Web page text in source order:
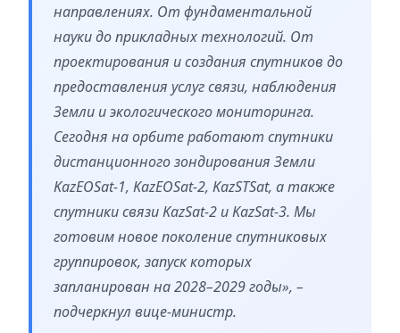
направлениях. От фундаментальной
науки до прикладных технологий. От
проектирования и создания спутников до
предоставления услуг связи, наблюдения
Земли и экологического мониторинга.
Сегодня на орбите работают спутники
дистанционного зондирования Земли
KazEOSat-1, KazEOSat-2, KazSTSat, а также
спутники связи KazSat-2 и KazSat-3. Мы
готовим новое поколение спутниковых
группировок, запуск которых
запланирован на 2028–2029 годы», –
подчеркнул вице-министр.